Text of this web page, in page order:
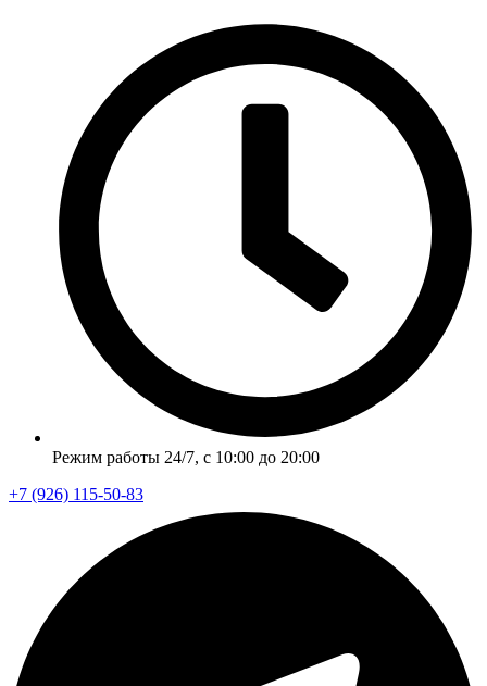
Режим работы 24/7, с 10:00 до 20:00
+7 (926) 115-50-83